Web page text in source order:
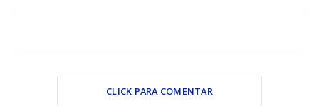
CLICK PARA COMENTAR